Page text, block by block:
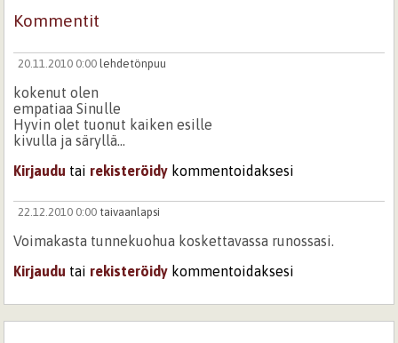
Kommentit
20.11.2010 0:00 lehdetönpuu
kokenut olen
empatiaa Sinulle
Hyvin olet tuonut kaiken esille
kivulla ja säryllä...
Kirjaudu tai rekisteröidy kommentoidaksesi
22.12.2010 0:00 taivaanlapsi
Voimakasta tunnekuohua koskettavassa runossasi.
Kirjaudu tai rekisteröidy kommentoidaksesi